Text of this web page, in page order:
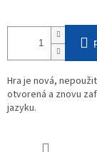
Hra je nová,
otvorená a znovu
jazyku.